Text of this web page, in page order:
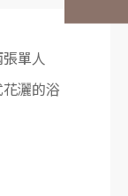
單人
灑的浴